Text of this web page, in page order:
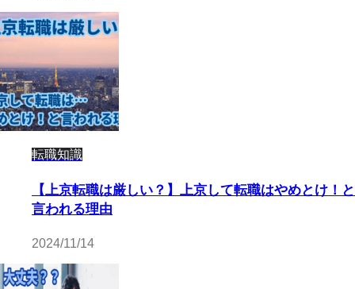
転職知識
【上京転職は厳しい？】上京して転職はやめとけ！と
言われる理由
2024/11/14